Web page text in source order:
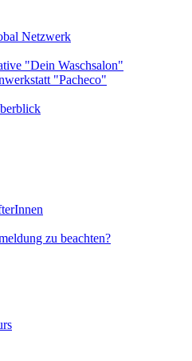
Netzwerk
"Dein Waschsalon"
"Pacheco"
zu beachten?